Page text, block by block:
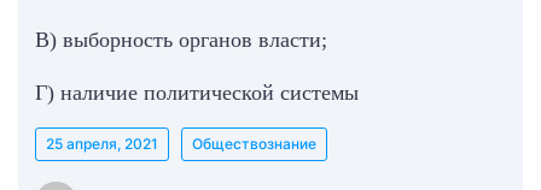
В) выборность органов власти;
Г) наличие политической системы
25 апреля, 2021 Обществознание